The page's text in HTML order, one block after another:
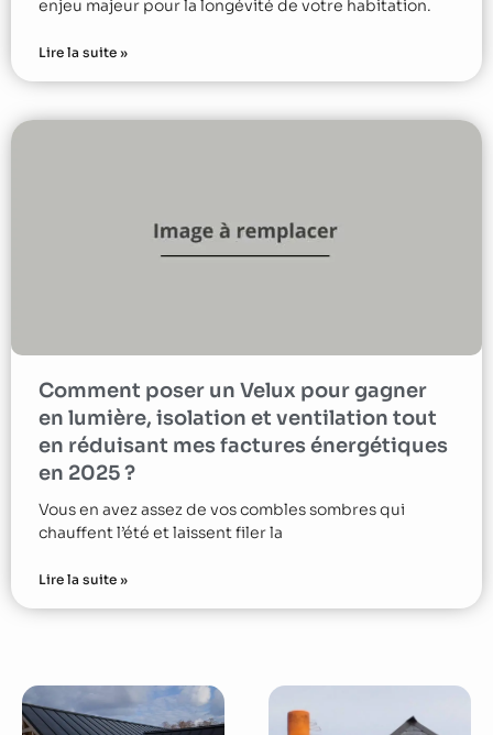
enjeu majeur pour la longévité de votre habitation.
Lire la suite »
Comment poser un Velux pour gagner
en lumière, isolation et ventilation tout
en réduisant mes factures énergétiques
en 2025 ?
Vous en avez assez de vos combles sombres qui
chauffent l’été et laissent filer la
Lire la suite »